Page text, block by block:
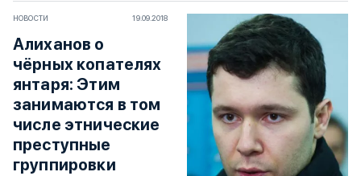
НОВОСТИ 19.09.2018
Алиханов о
чёрных копателях
янтаря: Этим
занимаются в том
числе этнические
преступные
группировки